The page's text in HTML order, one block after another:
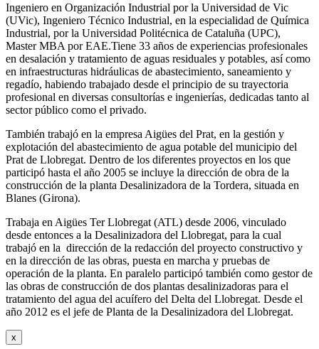
Ingeniero en Organización Industrial por la Universidad de Vic
(UVic), Ingeniero Técnico Industrial, en la especialidad de Química
Industrial, por la Universidad Politécnica de Cataluña (UPC),
Master MBA por EAE.Tiene 33 años de experiencias profesionales
en desalación y tratamiento de aguas residuales y potables, así como
en infraestructuras hidráulicas de abastecimiento, saneamiento y
regadío, habiendo trabajado desde el principio de su trayectoria
profesional en diversas consultorías e ingenierías, dedicadas tanto al
sector público como el privado.
También trabajó en la empresa Aigües del Prat, en la gestión y
explotación del abastecimiento de agua potable del municipio del
Prat de Llobregat. Dentro de los diferentes proyectos en los que
participó hasta el año 2005 se incluye la dirección de obra de la
construcción de la planta Desalinizadora de la Tordera, situada en
Blanes (Girona).
Trabaja en Aigües Ter Llobregat (ATL) desde 2006, vinculado
desde entonces a la Desalinizadora del Llobregat, para la cual
trabajó en la dirección de la redacción del proyecto constructivo y
en la dirección de las obras, puesta en marcha y pruebas de
operación de la planta. En paralelo participó también como gestor de
las obras de construcción de dos plantas desalinizadoras para el
tratamiento del agua del acuífero del Delta del Llobregat. Desde el
año 2012 es el jefe de Planta de la Desalinizadora del Llobregat.
x